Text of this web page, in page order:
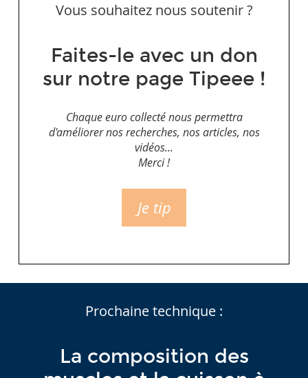
Vous souhaitez nous soutenir ?
Faites-le avec un don
sur notre page Tipeee !
Chaque euro collecté nous permettra
d'améliorer nos recherches, nos articles, nos
vidéos...
Merci !
Je tip
Prochaine technique :
La composition des